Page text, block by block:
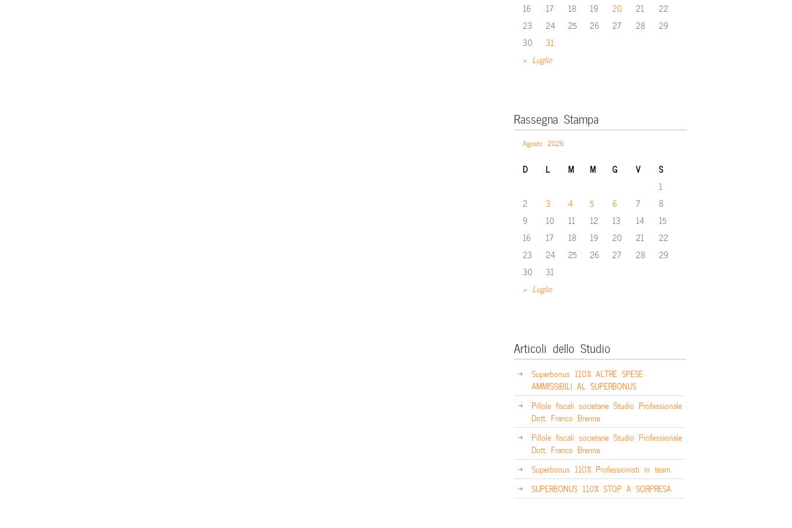
« Luglio
16
17 18 19 20 21
22
23
24 25 26 27 28
29
30
31
Rassegna Stampa
Agosto 2026
D L M M G V S
« Luglio
1
2
3 4 5 6 7
8
9
10 11 12 13 14
15
16
17 18 19 20 21
22
23
24 25 26 27 28
29
30
31
Articoli dello Studio
Superbonus 110% ALTRE SPESE
AMMISSIBILI AL SUPERBONUS
Pillole fiscali societarie Studio Professionale
Dott. Franco Brenna
Pillole fiscali societarie Studio Professionale
Dott. Franco Brenna
Superbonus 110% Professionisti in team
SUPERBONUS 110% STOP A SORPRESA